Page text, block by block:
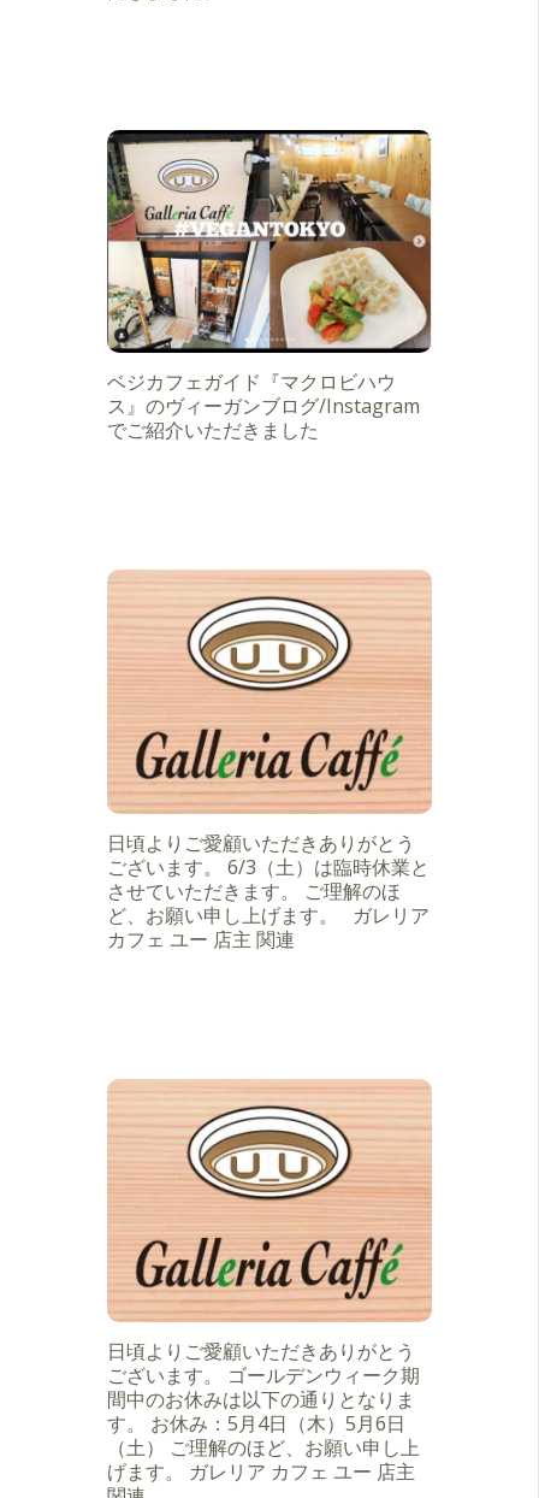
ベジカフェガイド『マクロビハウ
ス』のヴィーガンブログ/Instagram
でご紹介いただきました
日頃よりご愛顧いただきありがとう
ございます。 6/3（土）は臨時休業と
させていただきます。 ご理解のほ
ど、お願い申し上げます。 ガレリア
カフェ ユー 店主 関連
日頃よりご愛顧いただきありがとう
ございます。 ゴールデンウィーク期
間中のお休みは以下の通りとなりま
す。 お休み：5月4日（木）5月6日
（土） ご理解のほど、お願い申し上
げます。 ガレリア カフェ ユー 店主